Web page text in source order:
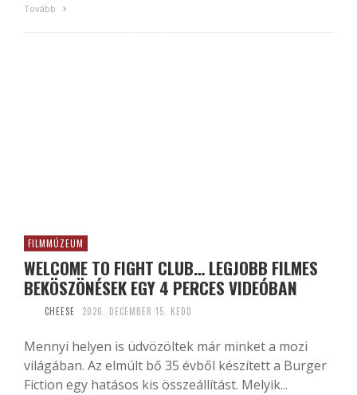
Tovább
FILMMÚZEUM
WELCOME TO FIGHT CLUB… LEGJOBB FILMES
BEKÖSZÖNÉSEK EGY 4 PERCES VIDEÓBAN
CHEESE 2020. DECEMBER 15. KEDD
Mennyi helyen is üdvözöltek már minket a mozi
világában. Az elmúlt bő 35 évből készített a Burger
Fiction egy hatásos kis összeállítást. Melyik...